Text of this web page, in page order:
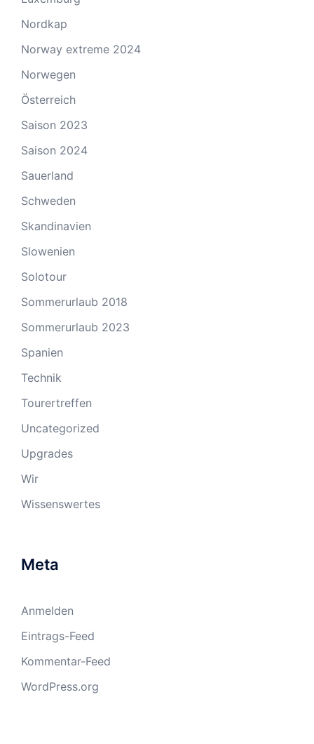
Nordkap
Norway extreme 2024
Norwegen
Österreich
Saison 2023
Saison 2024
Sauerland
Schweden
Skandinavien
Slowenien
Solotour
Sommerurlaub 2018
Sommerurlaub 2023
Spanien
Technik
Tourertreffen
Uncategorized
Upgrades
Wir
Wissenswertes
Meta
Anmelden
Eintrags-Feed
Kommentar-Feed
WordPress.org